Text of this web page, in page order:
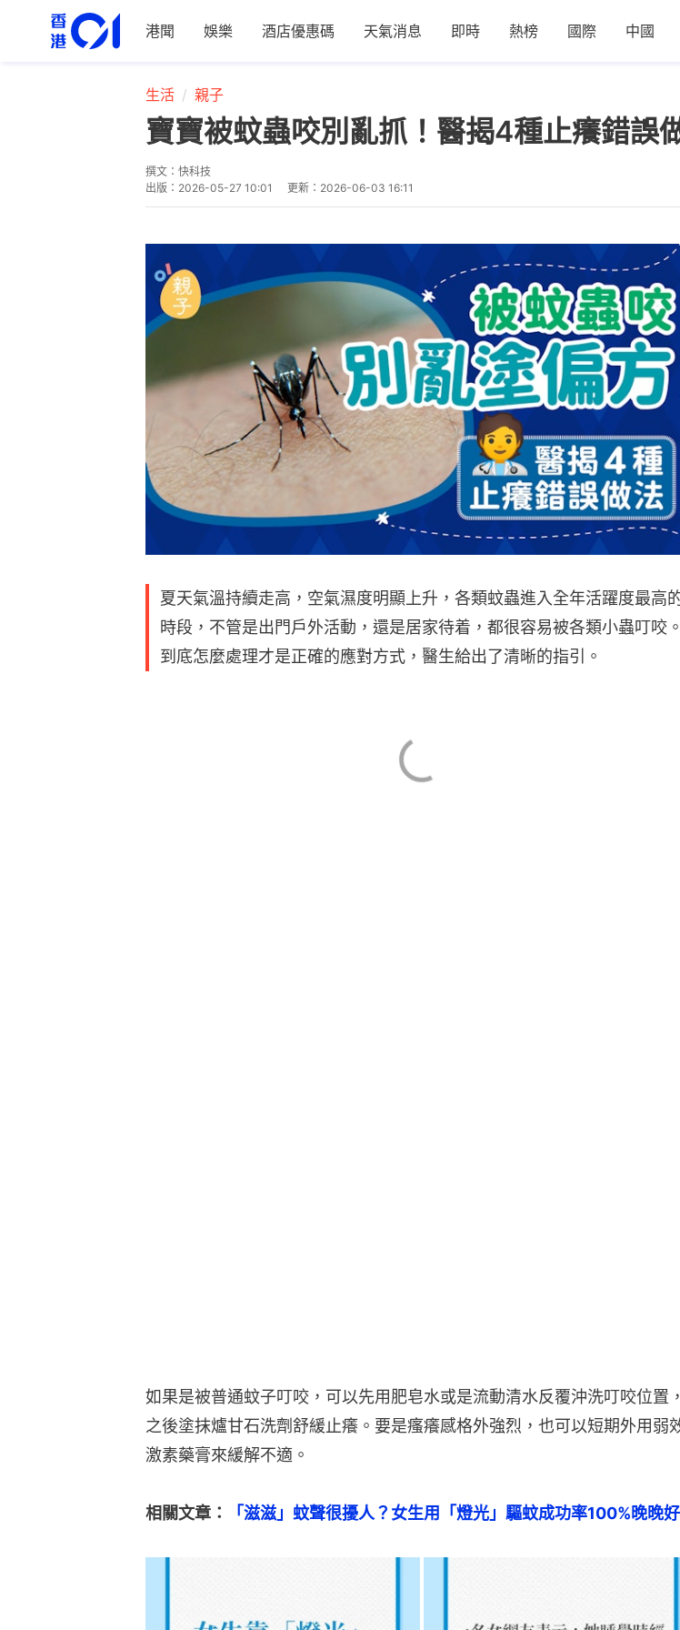
港聞 娛樂 酒店優惠碼 天氣消息 即時 熱榜 國際 中國
生活 親子
寶寶被蚊蟲咬別亂抓！醫揭4種止癢錯
撰文： 快科技
出版： 2026-05-27 10:01 更新： 2026-06-03 16:11
夏天氣溫持續走高，空氣濕度明顯上升，各類蚊蟲進入全年活躍度最高
時段，不管是出門戶外活動，還是居家待着，都很容易被各類小蟲叮咬。
到底怎麼處理才是正確的應對方式，醫生給出了清晰的指引。
如果是被普通蚊子叮咬，可以先用肥皂水或是流動清水反覆沖洗叮咬位置，
之後塗抹爐甘石洗劑舒緩止癢。要是瘙癢感格外強烈，也可以短期外用弱
激素藥膏來緩解不適。
相關文章： 「滋滋」蚊聲很擾人？女生用「燈光」驅蚊成功率100%晚晚